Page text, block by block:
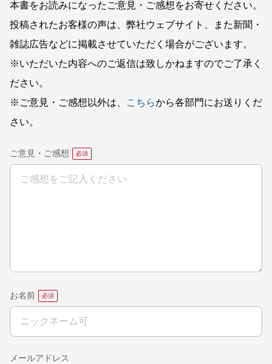
本書をお読みになったご意見・ご感想をお寄せください。
投稿されたお客様の声は、弊社ウェブサイト、また新聞・
雑誌広告などに掲載させていただく場合がございます。
※いただいた内容へのご返信は致しかねますのでご了承く
ださい。
※ご意見・ご感想以外は、
こちらから各部門にお送りくだ
さい。
ご意見・ご感想
お名前
メールアドレス